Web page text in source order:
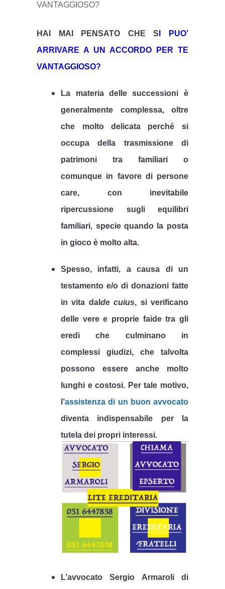
VANTAGGIOSO?
HAI MAI PENSATO CHE S I PUO’
ARRIVARE A UN ACCORDO PER TE
VANTAGGIOSO?
La materia delle successioni è
generalmente complessa, oltre
che molto delicata perché si
occupa della trasmissione di
patrimoni tra familiario
comunque in favore di persone
care, con inevitabile
ripercussione sugli equilibri
familiari, specie quando la posta
in gioco è molto alta.
Spesso, infatti, a causa di un
testamento e/o di donazioni fatte
in vita dal de cuius, si verificano
delle vere e proprie faide tra gli
eredi che culminano in
complessi giudizi, che talvolta
possono essere anche molto
lunghi e costosi. Per tale motivo,
l’assistenza di un buon avvocato
diventa indispensabile per la
tutela dei propri interessi.
L’avvocato Sergio Armaroli di